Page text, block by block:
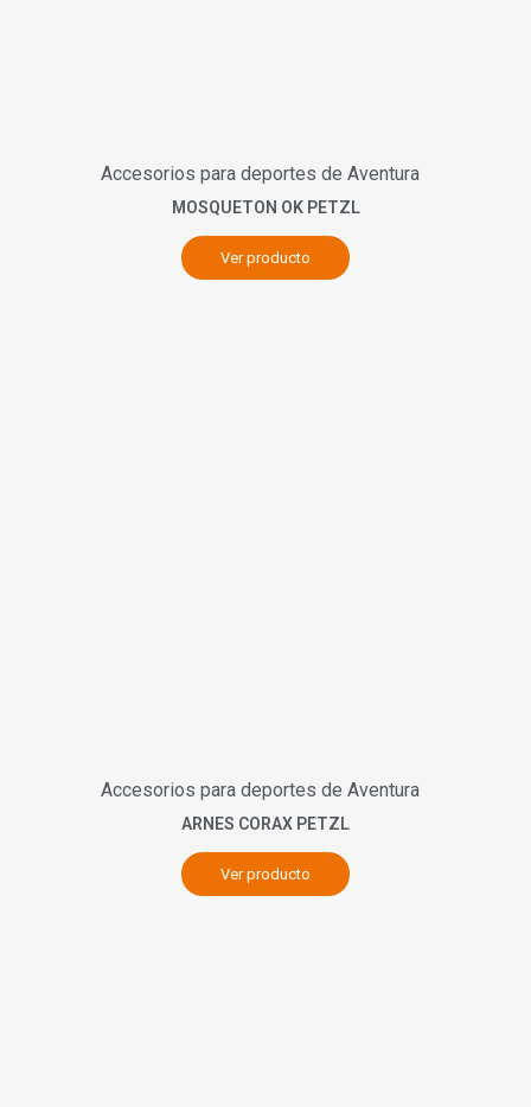
Accesorios para deportes de Aventura
MOSQUETON OK PETZL
Ver producto
Accesorios para deportes de Aventura
ARNES CORAX PETZL
Ver producto